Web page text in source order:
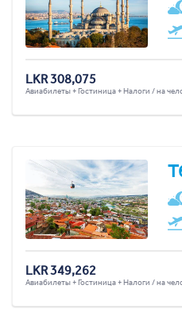
LKR 308,075
Авиабилеты + Гостиница + Налоги / на
LKR 349,262
Авиабилеты + Гостиница + Налоги / на